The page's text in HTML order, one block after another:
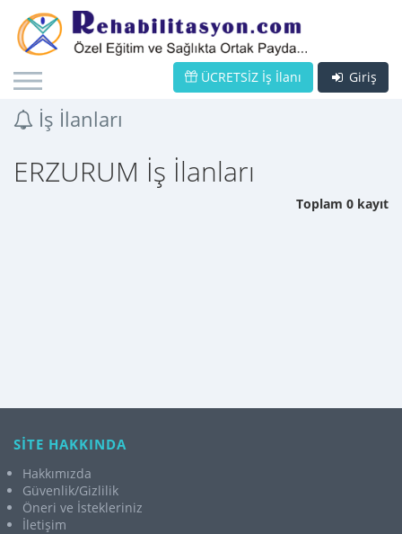
Giriş
ÜCRETSİZ İş İlanı
İş İlanları
ERZURUM İş İlanları
Toplam 0 kayıt
SİTE HAKKINDA
Hakkımızda
Güvenlik/Gizlilik
Öneri ve İstekleriniz
İletişim